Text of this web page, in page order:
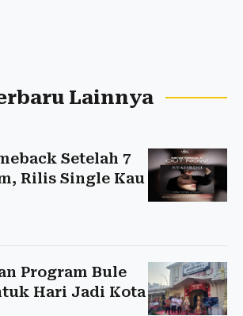
Lainnya
Setelah 7
Rilis Single Kau
Program Bule
Hari Jadi Kota